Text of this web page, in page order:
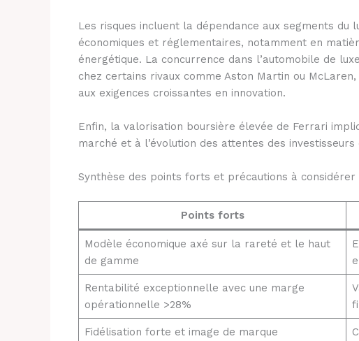
Les risques incluent la dépendance aux segments du
économiques et réglementaires, notamment en
énergétique. La concurrence dans l’automobile de
chez certains rivaux comme Aston Martin ou
aux exigences croissantes en innovation.
Enfin, la valorisation boursière élevée de Ferrari
marché et à l’évolution des attentes des
Synthèse des points forts et précautions à considérer
Points forts
Modèle économique axé sur la rareté et le haut
de gamme
Rentabilité exceptionnelle avec une marge
opérationnelle >28%
Fidélisation forte et image de marque